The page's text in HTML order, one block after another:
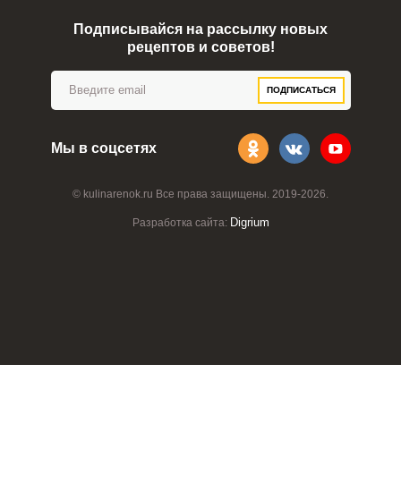
© kulinarenok.ru Все права защищены. 2019-2026.
Разработка сайта: Digrium
Подписывайся на рассылку новых
рецептов и советов!
ПОДПИСАТЬСЯ
Мы в соцсетях